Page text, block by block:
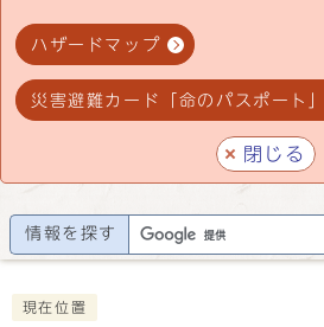
ハザードマップ
災害避難カード「命のパスポート」
閉じる
情報を探す
現在位置